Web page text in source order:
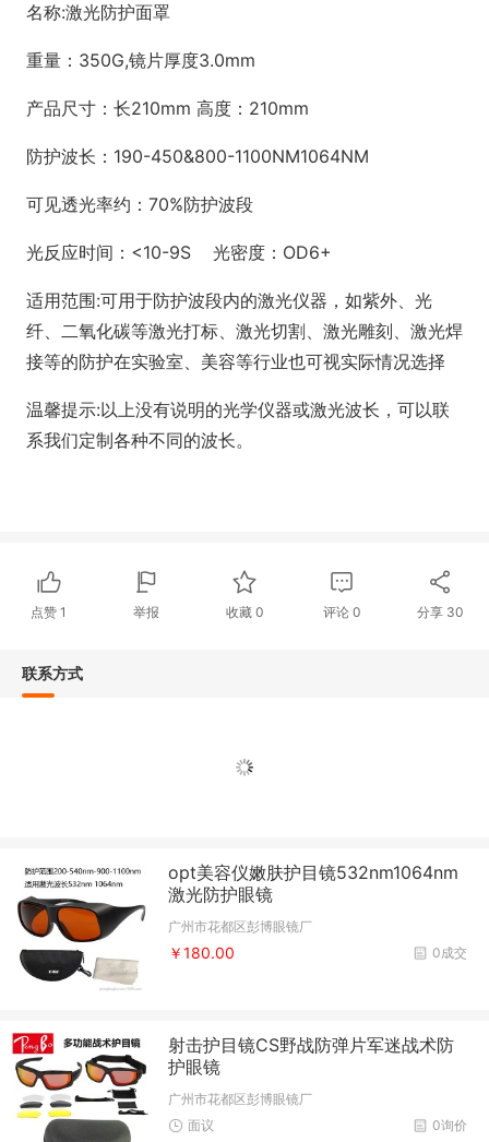
名称:激光防护面罩
重量：350G,镜片厚度3.0mm
产品尺寸：长210mm 高度：210mm
防护波长：190-450&800-1100NM1064NM
可见透光率约：70%防护波段
光反应时间：<10-9S 光密度：OD6+
适用范围:可用于防护波段内的激光仪器，如紫外、光
纤、二氧化碳等激光打标、激光切割、激光雕刻、激光焊
接等的防护在实验室、美容等行业也可视实际情况选择
温馨提示:以上没有说明的光学仪器或激光波长，可以联
系我们定制各种不同的波长。
点赞1 举报 收藏 0 评论0 分享 30
联系方式
opt美容仪嫩肤护目镜532nm1064nm
激光防护眼镜
广州市花都区彭博眼镜厂
0成交
￥180.00
射击护目镜CS野战防弹片军迷战术防
护眼镜
广州市花都区彭博眼镜厂
0询价
面议